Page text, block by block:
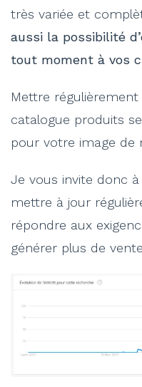
très variée et
aussi la possibilité
tout moment à vos
Mettre
catalogue produits
pour votre image de
Je vous invite donc
mettre à jour
répondre aux
générer plus de